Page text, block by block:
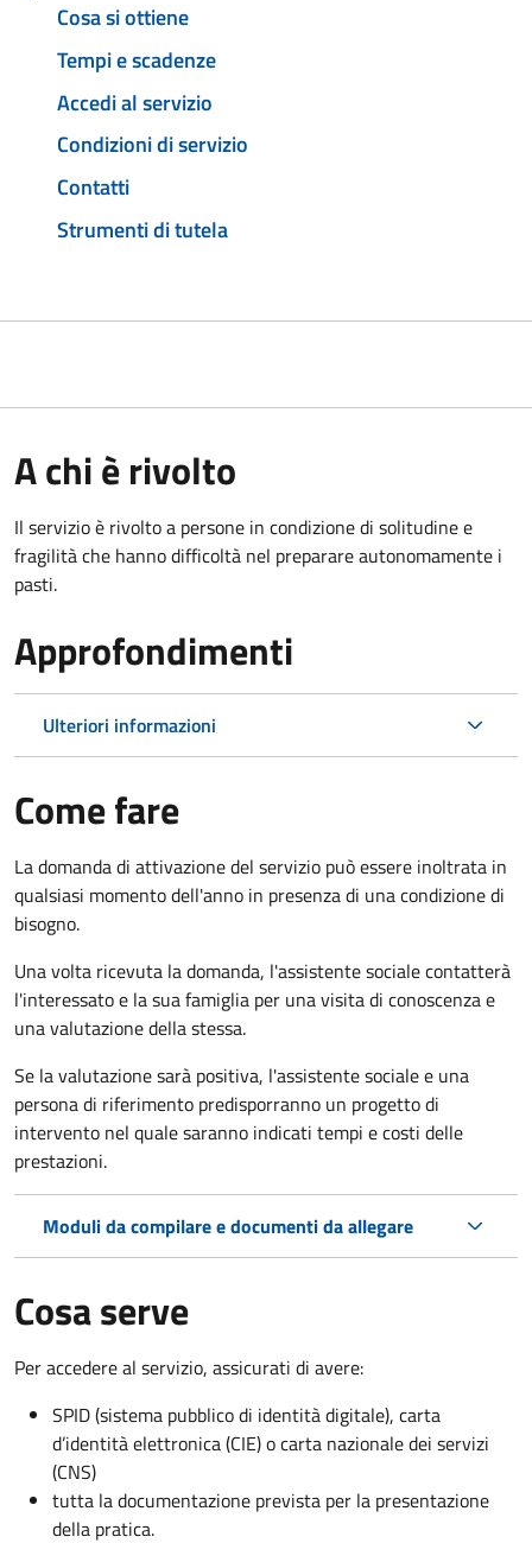
Cosa si ottiene
Tempi e scadenze
Accedi al servizio
Condizioni di servizio
Contatti
Strumenti di tutela
A chi è rivolto
Il servizio è rivolto a persone in condizione di solitudine e
fragilità che hanno difficoltà nel preparare autonomamente i
pasti.
Approfondimenti
Ulteriori informazioni
Come fare
La domanda di attivazione del servizio può essere inoltrata in
qualsiasi momento dell'anno in presenza di una condizione di
bisogno.
Una volta ricevuta la domanda, l'assistente sociale contatterà
l'interessato e la sua famiglia per una visita di conoscenza e
una valutazione della stessa.
Se la valutazione sarà positiva, l'assistente sociale e una
persona di riferimento predisporranno un progetto di
intervento nel quale saranno indicati tempi e costi delle
prestazioni.
Moduli da compilare e documenti da allegare
Cosa serve
Per accedere al servizio, assicurati di avere:
SPID (sistema pubblico di identità digitale), carta
d’identità elettronica (CIE) o carta nazionale dei servizi
(CNS)
tutta la documentazione prevista per la presentazione
della pratica.